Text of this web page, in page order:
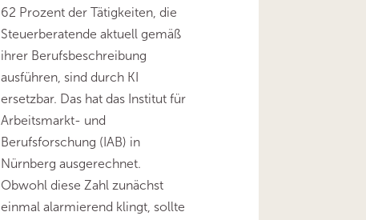
62 Prozent der Tätigkeiten, die
Steuerberatende aktuell gemäß
ihrer Berufsbeschreibung
ausführen, sind durch KI
ersetzbar. Das hat das Institut für
Arbeitsmarkt- und
Berufsforschung (IAB) in
Nürnberg ausgerechnet.
Obwohl diese Zahl zunächst
einmal alarmierend klingt, sollte